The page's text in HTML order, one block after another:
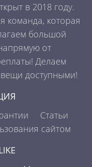
в 2018 году.
команда, которая
большой
от
Делаем
доступными!
Статьи
сайтом